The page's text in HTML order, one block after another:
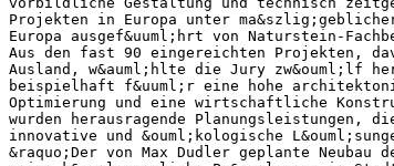
Projekten in Europa unter
Europa ausgef&uuml;hrt von Naturstein-
Aus den fast 90 eingereichten Projekten,
Ausland, w&auml;hlte die Jury zw&ouml;lf
beispielhaft f&uuml;r eine hohe
Optimierung und eine wirtschaftliche
wurden herausragende Planungsleistungen,
innovative und &ouml;kologische
&raquo;Der von Max Dudler geplante